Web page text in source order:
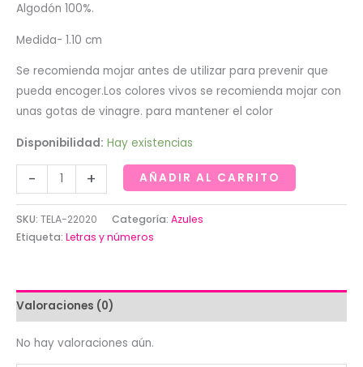
Algodón 100%.
Medida- 1.10 cm
Se recomienda mojar antes de utilizar para prevenir que
pueda encoger.Los colores vivos se recomienda mojar con
unas gotas de vinagre. para mantener el color
Disponibilidad: Hay existencias
-
de
colores
con
azul.
treasures
+ AÑADIR AL CARRITO
SKU: TELA-22020 Categoría: Azules
Etiqueta: Letras y números
Valoraciones (0)
No hay valoraciones aún.